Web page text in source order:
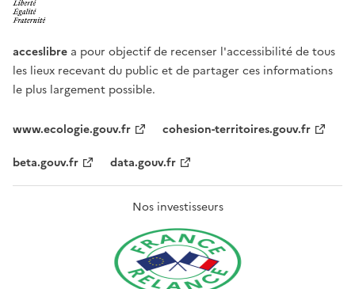
acceslibre a pour objectif de recenser l'accessibilité de tous
les lieux recevant du public et de partager ces informations
le plus largement possible.
www.ecologie.gouv.fr
cohesion-territoires.gouv.fr
beta.gouv.fr
data.gouv.fr
Nos investisseurs